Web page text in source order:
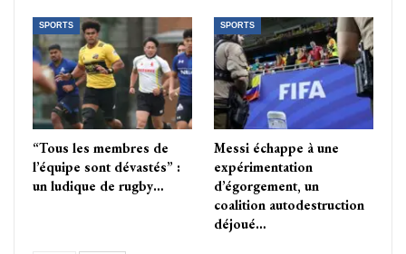
SPORTS
“Tous les membres de
l’équipe sont dévastés” :
un ludique de rugby…
SPORTS
Messi échappe à une
expérimentation
d’égorgement, un
coalition autodestruction
déjoué…